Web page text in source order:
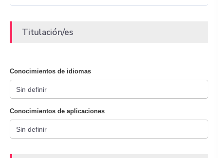
Titulación/es
Conocimientos de idiomas
Conocimientos de aplicaciones